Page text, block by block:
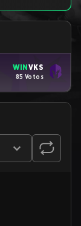
WINVKS
85 Votos